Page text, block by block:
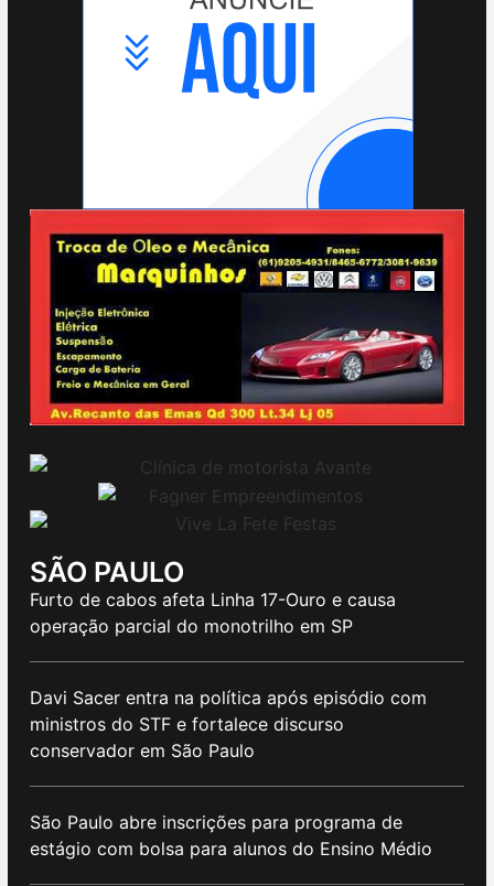
SÃO PAULO
Furto de cabos afeta Linha 17-Ouro e causa
operação parcial do monotrilho em SP
Davi Sacer entra na política após episódio com
ministros do STF e fortalece discurso
conservador em São Paulo
São Paulo abre inscrições para programa de
estágio com bolsa para alunos do Ensino Médio